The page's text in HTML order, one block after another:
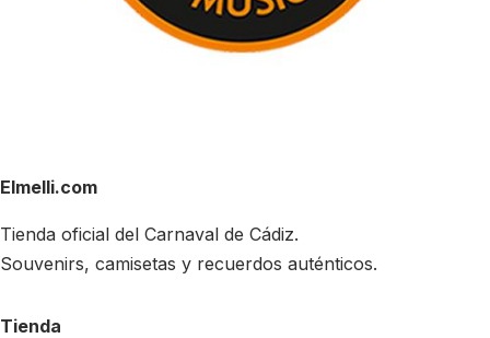
Elmelli.com
Tienda oficial del Carnaval de Cádiz.
Souvenirs, camisetas y recuerdos auténticos.
Tienda